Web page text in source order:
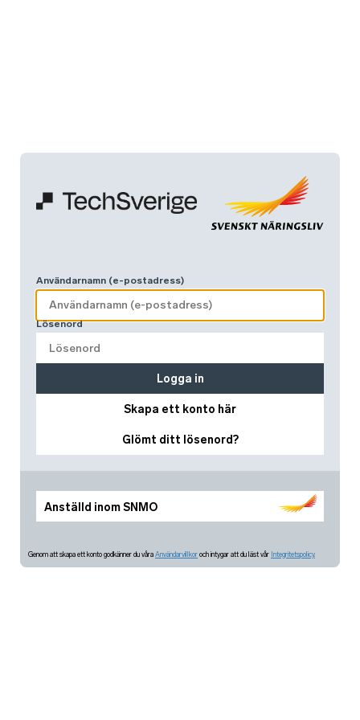
Anställd inom SNMO
Användarnamn (e-postadress)
Lösenord
Skapa ett konto här
Glömt ditt lösenord?
Logga in
Genom att skapa ett konto godkänner du våra Användarvillkor och intygar att du läst vår Integritetspolicy.